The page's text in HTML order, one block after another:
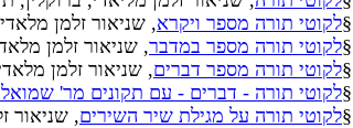
§לקוטי תורה מספר ויקרא, שניאור זלמן
§לקוטי תורה מספר במדבר, שניאור זלמן
§לקוטי תורה מספר דברים, שניאור זלמן
§לקוטי תורה - דברים - עם תקונים מר'
§לקוטי תורה על מגילת שיר השירים, שניאור